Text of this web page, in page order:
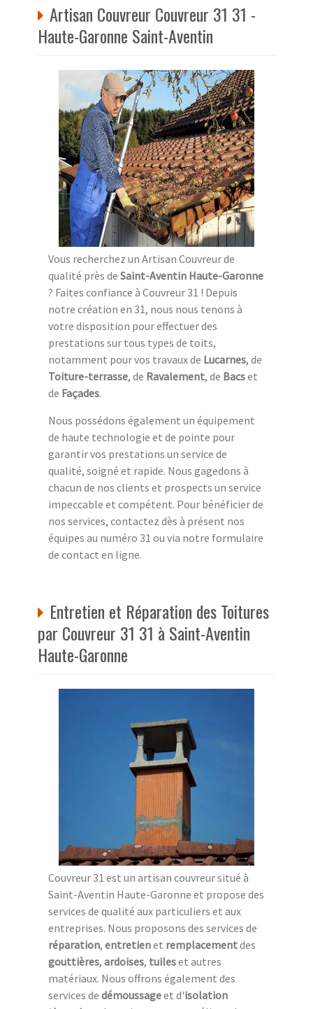
Artisan Couvreur Couvreur 31 31 -
Haute-Garonne Saint-Aventin
Vous recherchez un Artisan Couvreur de
qualité près de Saint-Aventin Haute-Garonne
? Faites confiance à Couvreur 31 ! Depuis
notre création en 31, nous nous tenons à
votre disposition pour effectuer des
prestations sur tous types de toits,
notamment pour vos travaux de Lucarnes, de
Toiture-terrasse, de Ravalement, de Bacset
de Façades.
Nous possédons également un équipement
de haute technologie et de pointe pour
garantir vos prestations un service de
qualité, soigné et rapide. Nous gagedons à
chacun de nos clients et prospects un service
impeccable et compétent. Pour bénéficier de
nos services, contactez dès à présent nos
équipes au numéro 31 ou via notre formulaire
de contact en ligne.
Entretien et Réparation des Toitures
par Couvreur 31 31 à Saint-Aventin
Haute-Garonne
Couvreur 31 est un artisan couvreur situé à
Saint-Aventin Haute-Garonne et propose des
services de qualité aux particuliers et aux
entreprises. Nous proposons des services de
réparation, entretienet remplacementdes
gouttières, ardoises, tuileset autres
matériaux. Nous offrons également des
services de démoussageet d'isolation